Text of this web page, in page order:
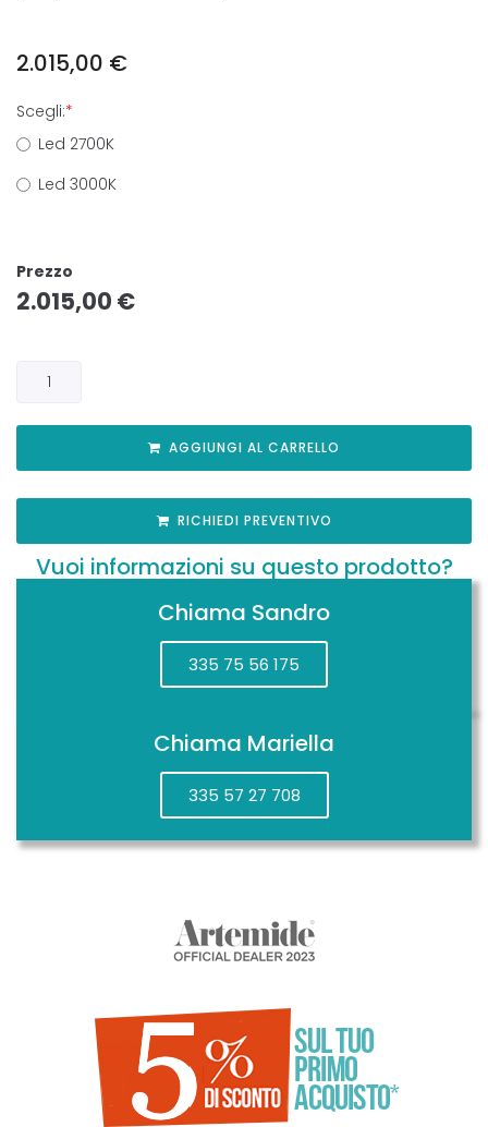
2.015,00 €
Scegli:*
Led 2700K
Led 3000K
Prezzo
2.015,00 €
AGGIUNGI AL CARRELLO
RICHIEDI PREVENTIVO
Vuoi informazioni su questo prodotto?
Chiama Sandro
335 75 56 175
Chiama Mariella
335 57 27 708